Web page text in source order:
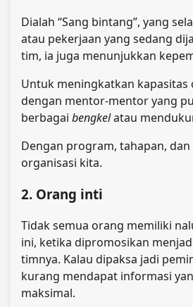
Dialah “Sang bintang”, yang
atau pekerjaan yang sedang
tim, ia juga menunjukkan
Untuk meningkatkan
dengan mentor-mentor yang
berbagai bengkelatau
Dengan program, tahapan, dan
organisasi kita.
2. Orang inti
Tidak semua orang memiliki
ini, ketika dipromosikan
timnya. Kalau dipaksa jadi
kurang mendapat informasi
maksimal.